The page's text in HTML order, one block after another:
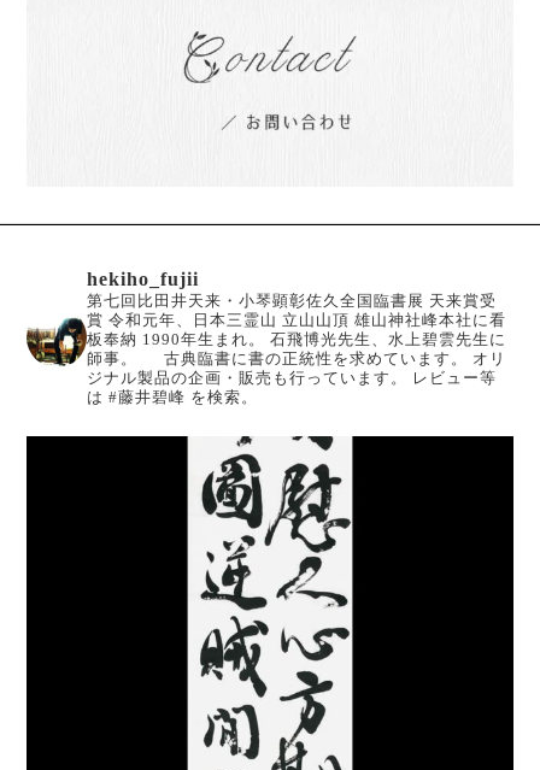
hekiho_fujii
第七回比田井天来・小琴顕彰佐久全国臨書展 天来賞受
賞 令和元年、日本三霊山 立山山頂 雄山神社峰本社に看
板奉納 1990年生まれ。
石飛博光先生、水上碧雲先生に
師事。
古典臨書に書の正統性を求めています。
オリ
ジナル製品の企画・販売も行っています。
レビュー等
は #藤井碧峰 を検索。